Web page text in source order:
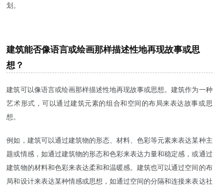
划。
建筑能否像语言或绘画那样描述性地再现故事或思
想？
建筑可以像语言或绘画那样描述性地再现故事或思想。建筑作为一种
艺术形式，可以通过建筑元素的组合和空间的布局来表达故事或思
想。
例如，建筑可以通过建筑物的形态、材料、色彩等元素来表达某种主
题或情感，如通过建筑物的形态和色彩来表达力量和稳定感，或通过
建筑物的材料和色彩来表达柔和和温暖感。建筑也可以通过空间的布
局和设计来表达某种情感或思想，如通过空间的分隔和连接来表达社